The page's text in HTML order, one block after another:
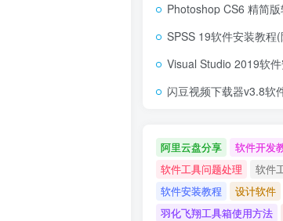
Photoshop CS6 精简版软件安
SPSS 19软件安装教程
Visual Studio 2019软件安装
闪豆视频下载器v3.8软件安装
阿里云盘分享
软件开发
软件工具问题处理
软件
软件安装教程
设计软件
羽化飞翔工具箱使用方法